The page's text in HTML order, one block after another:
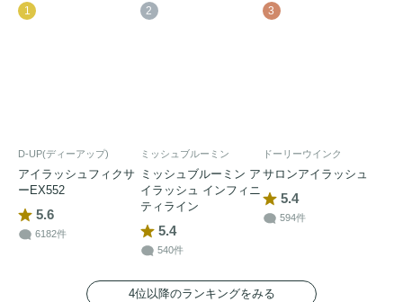
1
D-UP(ディーアップ)
アイラッシュフィクサ
ーEX552
5.6
6182件
2
ミッシュブルーミン
ミッシュブルーミン ア
イラッシュ インフィニ
ティライン
5.4
540件
3
ドーリーウインク
サロンアイラッシュ
5.4
594件
4位以降のランキングをみる